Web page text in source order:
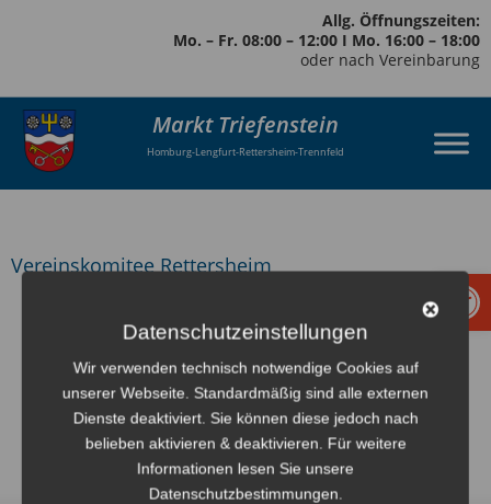
Allg. Öffnungszeiten:
Mo. – Fr. 08:00 – 12:00 I Mo. 16:00 – 18:00
oder nach Vereinbarung
Markt Triefenstein
Homburg-Lengfurt-Rettersheim-Trennfeld
Vereinskomitee Rettersheim
zurück
Datenschutzeinstellungen
Wir verwenden technisch notwendige Cookies auf
unserer Webseite. Standardmäßig sind alle externen
Dienste deaktiviert. Sie können diese jedoch nach
belieben aktivieren & deaktivieren. Für weitere
Informationen lesen Sie unsere
Datenschutzbestimmungen.